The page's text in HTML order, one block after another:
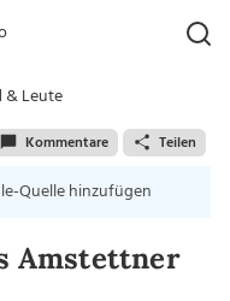
& Leute
Kommentare Teilen
Quelle hinzufügen
Amstettner